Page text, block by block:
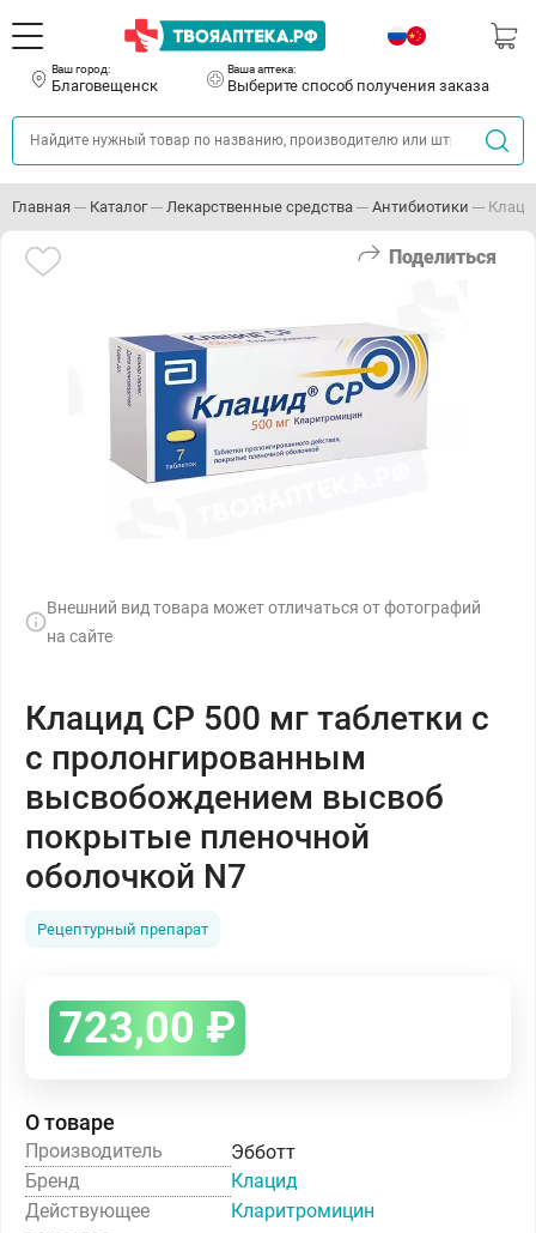
Ваш город:
Благовещенск
Ваша аптека:
Выберите способ получения заказа
Главная Каталог Лекарственные средства Антибиотики
Поделиться
Внешний вид товара может отличаться от фотографий
на сайте
Клацид СР 500 мг таблетки с
с пролонгированным
высвобождением высвоб
покрытые пленочной
оболочкой N7
Рецептурный препарат
723,00 ₽
О товаре
Производитель
Эбботт
Бренд
Клацид
Действующее
Кларитромицин